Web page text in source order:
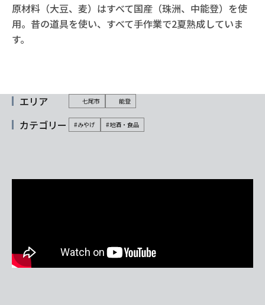
原材料（大豆、麦）はすべて国産（珠洲、中能登）を使
用。昔の道具を使い、すべて手作業で2夏熟成していま
す。
エリア 七尾市 能登
カテゴリー #みやげ #地酒・食品